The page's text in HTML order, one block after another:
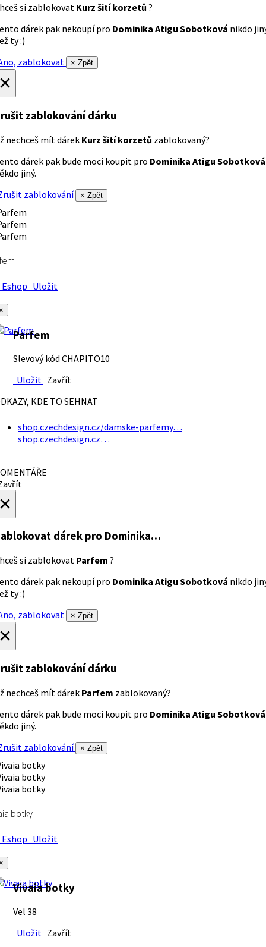
si zablokovat Kurz šití korzetů ?
dárek pak nekoupí pro Dominika Atigu Sobotková nikdo
ty :)
zablokovat
× Zpět
zablokování dárku
nechceš mít dárek Kurz šití korzetů zablokovaný?
dárek pak bude moci koupit pro Dominika Atigu Sobotková
jiný.
zablokování
× Zpět
Uložit
Parfem
Slevový kód CHAPITO10
Uložit Zavřít
KDE TO SEHNAT
shop.czechdesign.cz/damske-parfemy…
shop.czechdesign.cz…
dárek pro Dominika…
si zablokovat Parfem ?
dárek pak nekoupí pro Dominika Atigu Sobotková nikdo
ty :)
zablokovat
× Zpět
zablokování dárku
nechceš mít dárek Parfem zablokovaný?
dárek pak bude moci koupit pro Dominika Atigu Sobotková
jiný.
zablokování
× Zpět
botky
Uložit
Vivaia botky
Vel 38
Uložit Zavřít